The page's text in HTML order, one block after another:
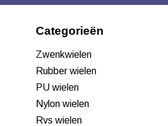
Categorieën
Zwenkwielen
Rubber wielen
PU wielen
Nylon wielen
Rvs wielen